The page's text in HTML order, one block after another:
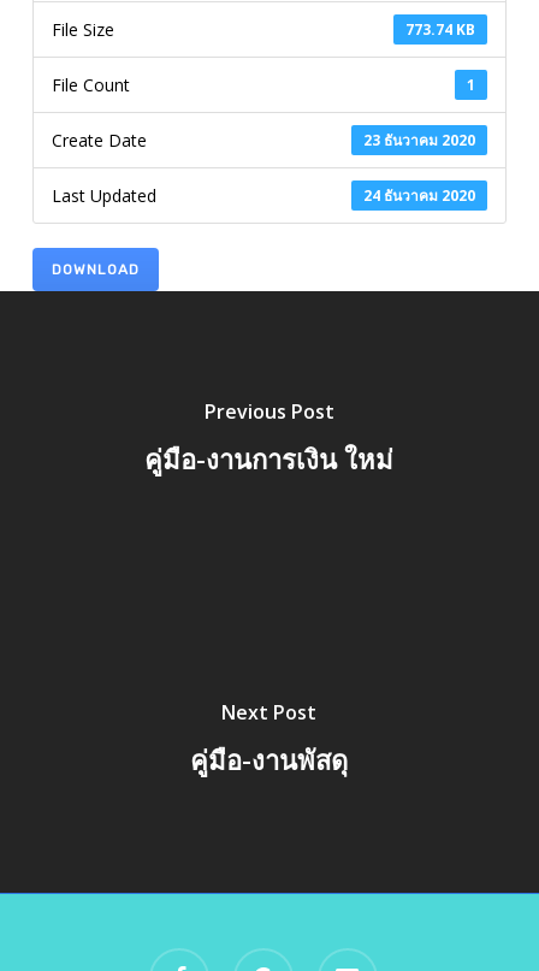
773.74 KB
File Size
1
File Count
23 ธันวาคม 2020
Create Date
24 ธันวาคม 2020
Last Updated
DOWNLOAD
Previous Post
คู่มือ-งานการเงิน ใหม่
Next Post
คู่มือ-งานพัสดุ
facebook google- email